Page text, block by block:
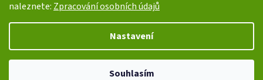
naleznete: Zpracování osobních údajů
Nastavení
Souhlasím
Copyright 2026i-POHONY.cz. Všechna práva vyhrazena.Upravit
nastavení cookies